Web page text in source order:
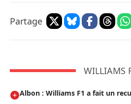
Partage
WILLIAMS
Albon : Williams F1 a fait un